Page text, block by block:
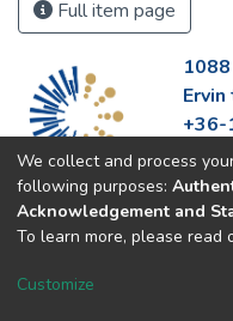
Full item page
+36-
We collect and process
following purposes:
Acknowledgement and
To learn more, please read
Customize